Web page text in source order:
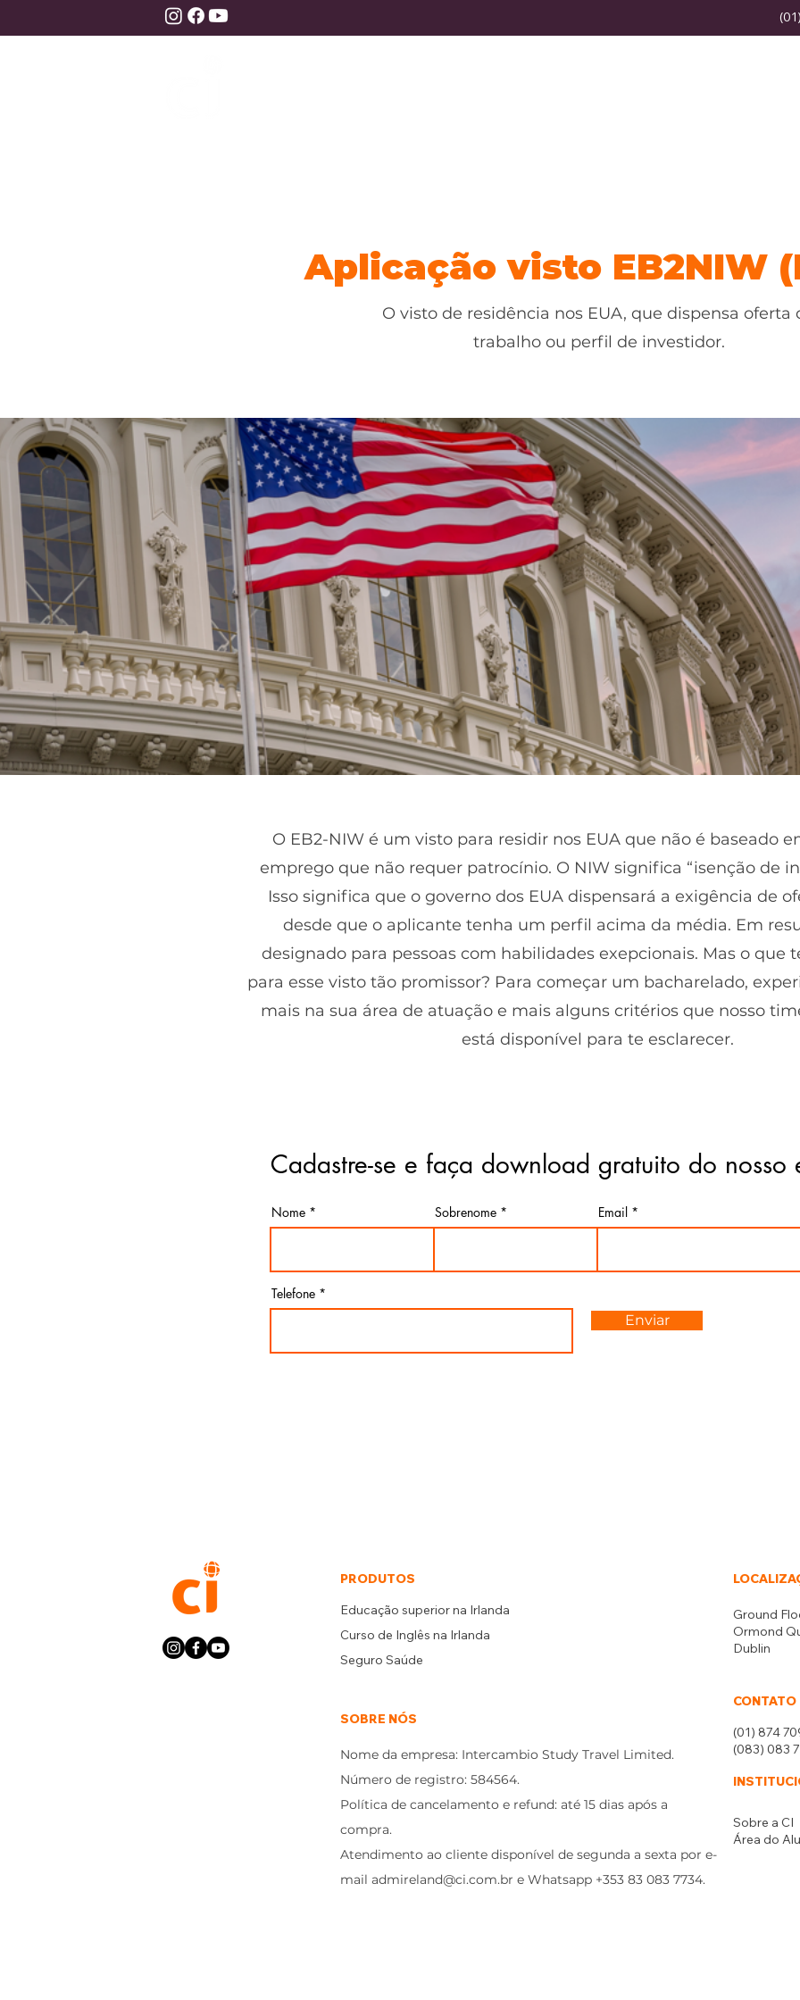
Aplicação visto EB2NIW
O visto de residência nos EUA, que dispensa oferta
trabalho ou perfil de investidor.
O EB2-NIW é um visto para residir nos EUA que não é baseado
emprego que não requer patrocínio. O NIW significa “isenção de
Isso significa que o governo dos EUA dispensará a exigência de
desde que o aplicante tenha um perfil acima da média. Em
designado para pessoas com habilidades exepcionais. Mas o que
para esse visto tão promissor? Para começar um bacharelado,
mais na sua área de atuação e mais alguns critérios que nosso
está disponível para te esclarecer.
Cadastre-se e faça download gratuito do
Nome Sobrenome Email
Telefone
Enviar
PRODUTOS
Educação superior na Irlanda
Curso de Inglês na Irlanda
Seguro Saúde
SOBRE NÓS
Nome da empresa: Intercambio Study Travel Limited.
Número de registro: 584564.
Política de cancelamento e refund: até 15 dias após a
compra.
Atendimento ao cliente disponível de segunda a sexta por e-
mail admireland@ci.com.br e Whatsapp +353 83 083 7734.
Ground
Ormond
Dublin
CONTATO
(01) 874
(083) 083
Sobre a CI
Área do